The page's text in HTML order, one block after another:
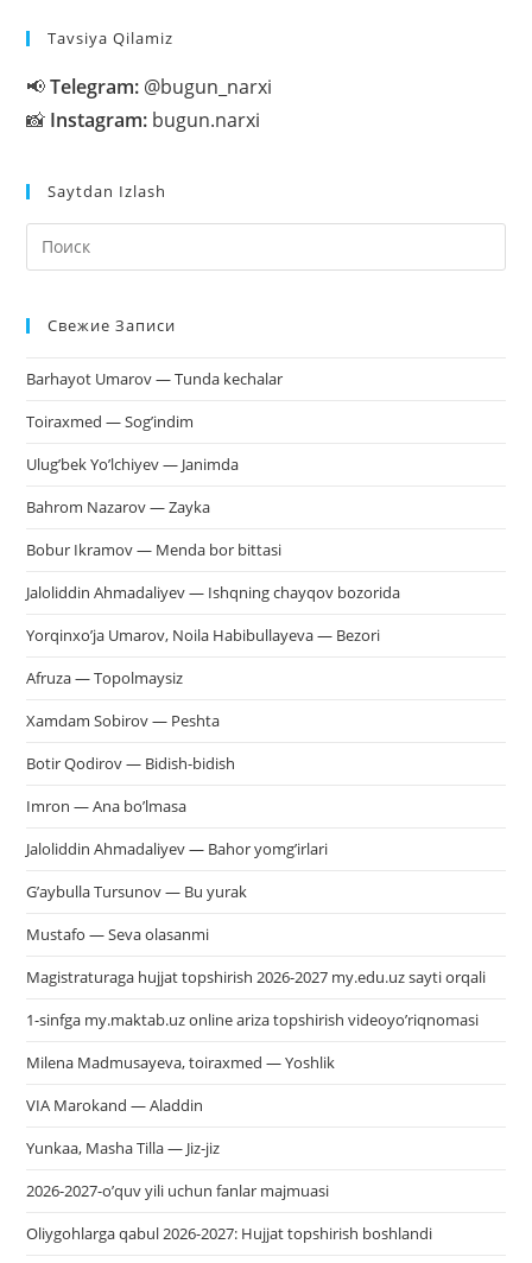
Tavsiya Qilamiz
📢Telegram: @bugun_narxi
📸 Instagram: bugun.narxi
Saytdan Izlash
Свежие Записи
Barhayot Umarov — Tunda kechalar
Toiraxmed — Sog’indim
Ulug’bek Yo’lchiyev — Janimda
Bahrom Nazarov — Zayka
Bobur Ikramov — Menda bor bittasi
Jaloliddin Ahmadaliyev — Ishqning chayqov bozorida
Yorqinxo’ja Umarov, Noila Habibullayeva — Bezori
Afruza — Topolmaysiz
Xamdam Sobirov — Peshta
Botir Qodirov — Bidish-bidish
Imron — Ana bo’lmasa
Jaloliddin Ahmadaliyev — Bahor yomg’irlari
G’aybulla Tursunov — Bu yurak
Mustafo — Seva olasanmi
Magistraturaga hujjat topshirish 2026-2027 my.edu.uz sayti orqali
1-sinfga my.maktab.uz online ariza topshirish videoyo’riqnomasi
Milena Madmusayeva, toiraxmed — Yoshlik
VIA Marokand — Aladdin
Yunkaa, Masha Tilla — Jiz-jiz
2026-2027-o’quv yili uchun fanlar majmuasi
Oliygohlarga qabul 2026-2027: Hujjat topshirish boshlandi